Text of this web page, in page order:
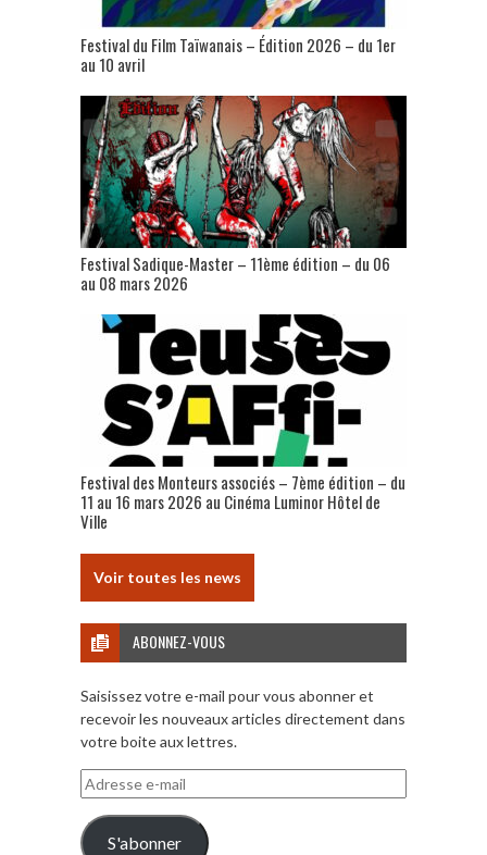
Festival du Film Taïwanais – Édition 2026 – du 1er
au 10 avril
Festival Sadique-Master – 11ème édition – du 06
au 08 mars 2026
Festival des Monteurs associés – 7ème édition – du
11 au 16 mars 2026 au Cinéma Luminor Hôtel de
Ville
Voir toutes les news
ABONNEZ-VOUS
Saisissez votre e-mail pour vous abonner et
recevoir les nouveaux articles directement dans
votre boite aux lettres.
Adresse
e-
mail
S'abonner